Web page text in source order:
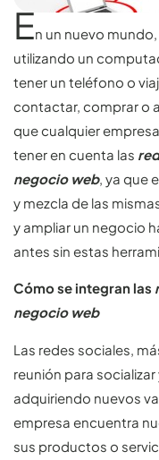
En un nuevo
utilizando un
tener un teléfono o
contactar, comprar o
que cualquier
tener en cuenta las
negocio web, ya que
y mezcla de las
y ampliar un negocio
antes sin estas
Cómo se integran las
negocio web
Las redes sociales,
reunión para
adquiriendo nuevos
empresa encuentra
sus productos o